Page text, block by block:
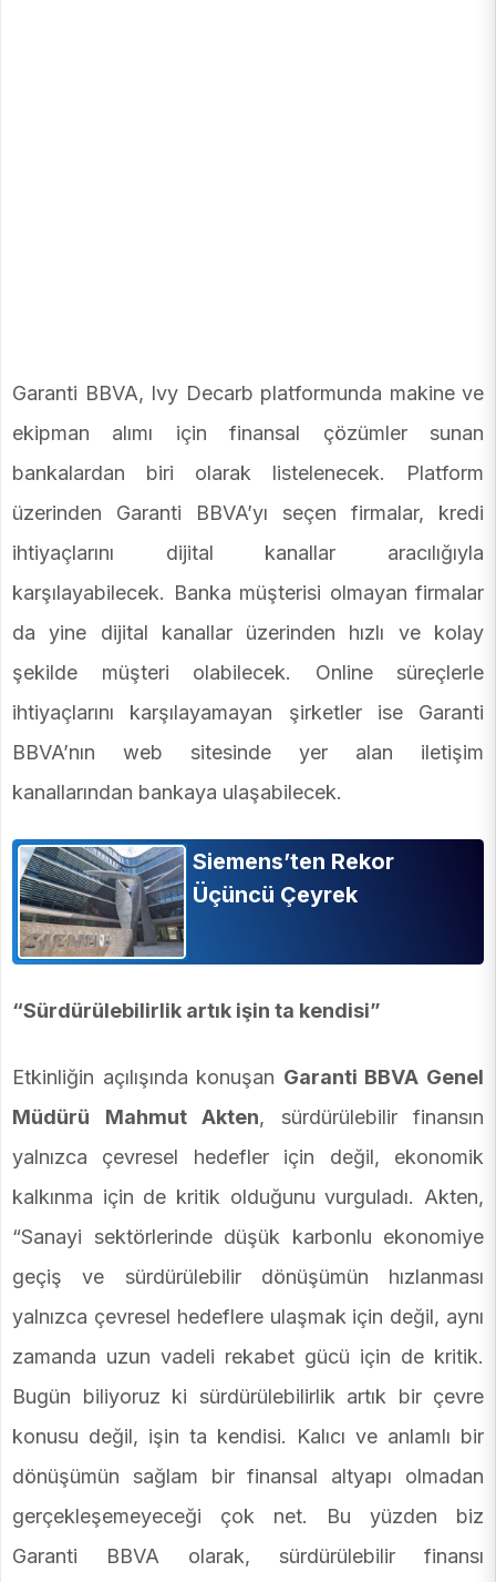
Garanti BBVA, Ivy Decarb platformunda makine ve
ekipman alımı için finansal çözümler sunan
bankalardan biri olarak listelenecek. Platform
üzerinden Garanti BBVA’yı seçen firmalar, kredi
ihtiyaçlarını dijital kanallar aracılığıyla
karşılayabilecek. Banka müşterisi olmayan firmalar
da yine dijital kanallar üzerinden hızlı ve kolay
şekilde müşteri olabilecek. Online süreçlerle
ihtiyaçlarını karşılayamayan şirketler ise Garanti
BBVA’nın web sitesinde yer alan iletişim
kanallarından bankaya ulaşabilecek.
Siemens’ten Rekor
Üçüncü Çeyrek
“Sürdürülebilirlik artık işin ta kendisi”
Etkinliğin açılışında konuşan Garanti BBVA Genel
Müdürü Mahmut Akten, sürdürülebilir finansın
yalnızca çevresel hedefler için değil, ekonomik
kalkınma için de kritik olduğunu vurguladı. Akten,
“Sanayi sektörlerinde düşük karbonlu ekonomiye
geçiş ve sürdürülebilir dönüşümün hızlanması
yalnızca çevresel hedeflere ulaşmak için değil, aynı
zamanda uzun vadeli rekabet gücü için de kritik.
Bugün biliyoruz ki sürdürülebilirlik artık bir çevre
konusu değil, işin ta kendisi. Kalıcı ve anlamlı bir
dönüşümün sağlam bir finansal altyapı olmadan
gerçekleşemeyeceği çok net. Bu yüzden biz
Garanti BBVA olarak, sürdürülebilir finansı